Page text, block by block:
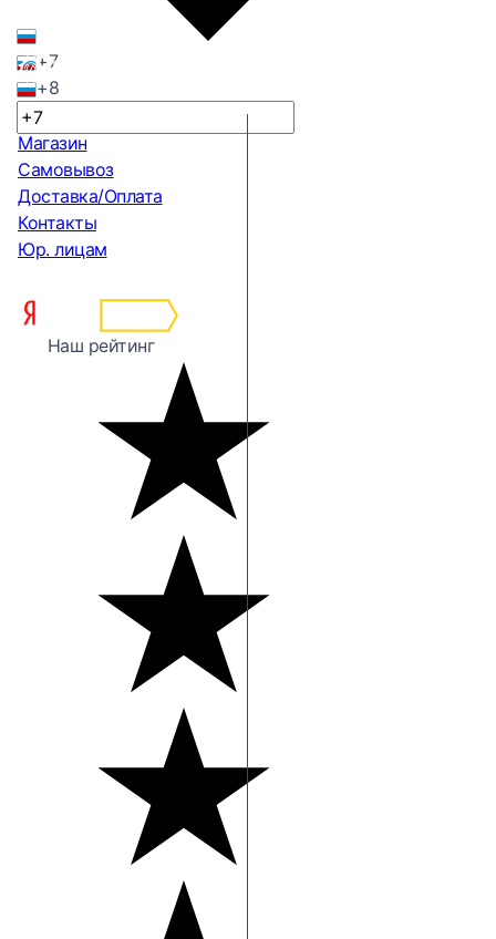
+7
+8
Магазин
Самовывоз
Доставка/Оплата
Контакты
Юр. лицам
Наш рейтинг